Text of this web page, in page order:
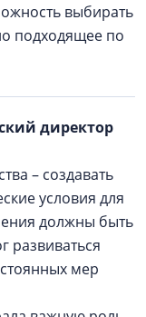
выбирать
подходящее по
директор
– создавать
условия для
должны быть
развиваться
мер